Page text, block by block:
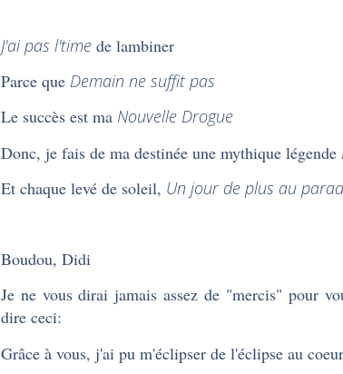
J'ai pas l'time de lambiner
Parce que Demain ne suffit pas
Le succès est ma Nouvelle Drogue
Donc, je fais de ma destinée une mythique légende
Et chaque levé de soleil, Un jour de plus au
Boudou, Didi
Je ne vous dirai jamais assez de "mercis" pour
dire ceci:
Grâce à vous, j'ai pu m'éclipser de l'éclipse au